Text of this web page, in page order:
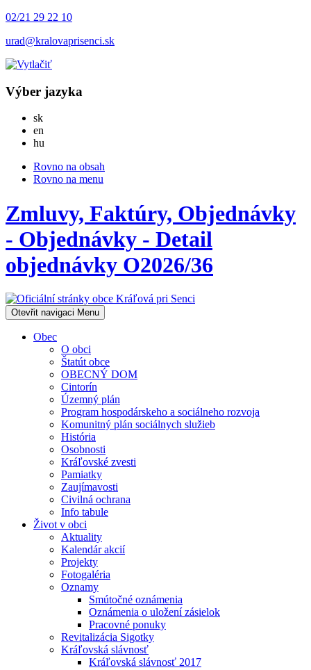
02/21 29 22 10
urad@kralovaprisenci.sk
Výber jazyka
skSlovensky
en
hu
Rovno na obsah
Rovno na menu
Zmluvy, Faktúry, Objednávky
- Objednávky - Detail
objednávky O2026/36
Otevřit navigaci Menu
Obec
O obci
Štatút obce
OBECNÝ DOM
Cintorín
Územný plán
Program hospodárskeho a sociálneho rozvoja
Komunitný plán sociálnych služieb
História
Osobnosti
Kráľovské zvesti
Pamiatky
Zaujímavosti
Civilná ochrana
Info tabule
Život v obci
Aktuality
Kalendár akcií
Projekty
Fotogaléria
Oznamy
Smútočné oznámenia
Oznámenia o uložení zásielok
Pracovné ponuky
Revitalizácia Sigotky
Kráľovská slávnosť
Kráľovská slávnosť 2017